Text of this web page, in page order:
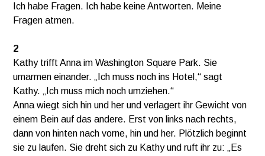
Ich habe Fragen. Ich habe keine Antworten. Meine
Fragen atmen.
2
Kathy trifft Anna im Washington Square Park. Sie
umarmen einander. „Ich muss noch ins Hotel,“ sagt
Kathy. „Ich muss mich noch umziehen.“
Anna wiegt sich hin und her und verlagert ihr Gewicht von
einem Bein auf das andere. Erst von links nach rechts,
dann von hinten nach vorne, hin und her. Plötzlich beginnt
sie zu laufen. Sie dreht sich zu Kathy und ruft ihr zu: „Es